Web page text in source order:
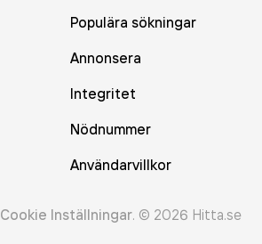
Populära sökningar
Annonsera
Integritet
Nödnummer
Användarvillkor
Cookie Inställningar. © 2026 Hitta.se